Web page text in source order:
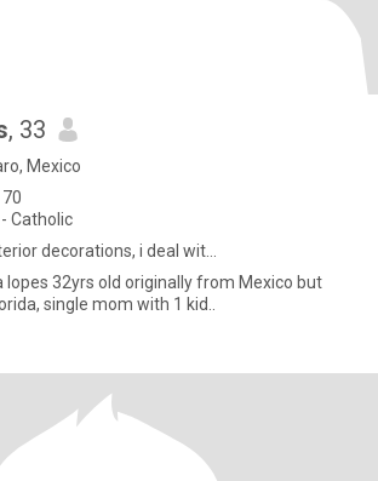
, 33
Mexico
Catholic
decorations, i deal wit...
lopes 32yrs old originally from Mexico but
single mom with 1 kid..